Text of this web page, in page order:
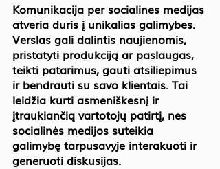
Komunikacija per socialines medijas
atveria duris į unikalias galimybes.
Verslas gali dalintis naujienomis,
pristatyti produkciją ar paslaugas,
teikti patarimus, gauti atsiliepimus
ir bendrauti su savo klientais. Tai
leidžia kurti asmeniškesnį ir
įtraukiančią vartotojų patirtį, nes
socialinės medijos suteikia
galimybę tarpusavyje interakuoti ir
generuoti diskusijas.